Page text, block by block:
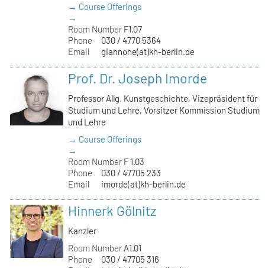
→ Course Offerings
→
Room Number F1.07
Phone
030 / 4770 5364
Email
giannone(at)kh-berlin.de
Prof. Dr. Joseph Imorde
Professor Allg. Kunstgeschichte, Vizepräsident für
Studium und Lehre, Vorsitzer Kommission Studium
und Lehre
→ Course Offerings
→
Room Number F 1.03
Phone
030 / 47705 233
Email
imorde(at)kh-berlin.de
Hinnerk Gölnitz
Kanzler
Room Number A1.01
Phone
030 / 47705 316